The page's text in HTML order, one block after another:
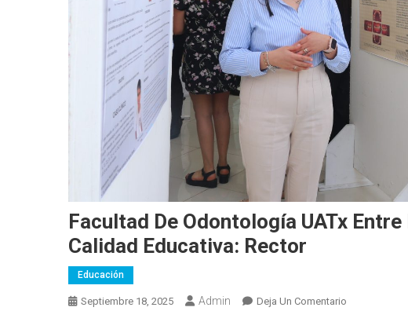
Facultad De Odontología UATx
Calidad Educativa: Rector
Educación
Septiembre 18, 2025 Admin Deja Un Comentario